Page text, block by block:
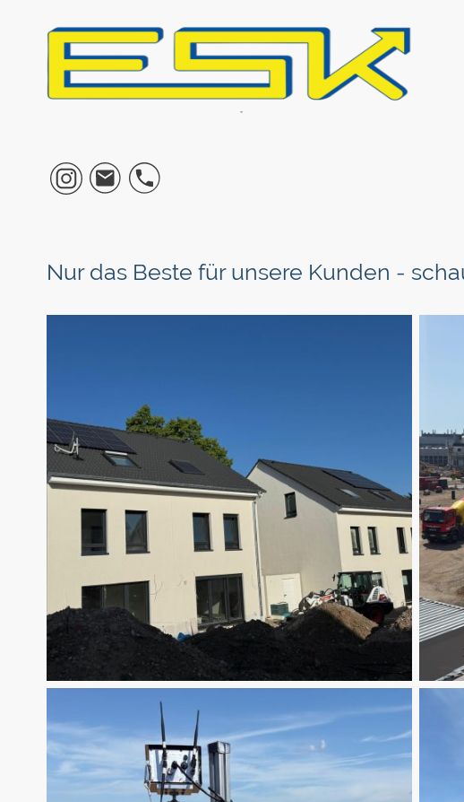
Nur das Beste für unsere Kunden -